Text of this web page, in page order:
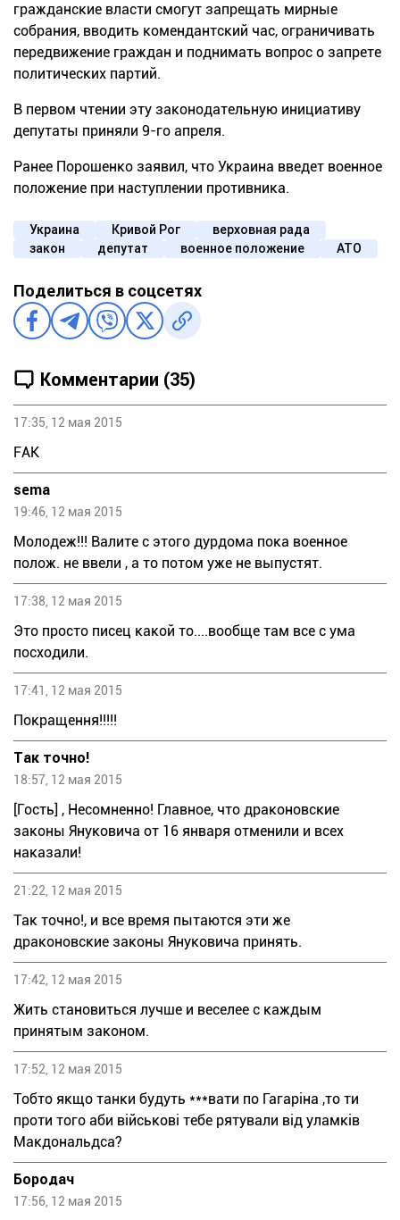
гражданские власти смогут запрещать мирные
собрания, вводить комендантский час, ограничивать
передвижение граждан и поднимать вопрос о запрете
политических партий.
В первом чтении эту законодательную инициативу
депутаты приняли 9-го апреля.
Ранее Порошенко заявил, что Украина введет военное
положение при наступлении противника.
Украина Кривой Рог
верховная рада
закон
депутат военное положение АТО
Поделиться в соцсетях
Комментарии (35)
17:35, 12 мая 2015
FАК
sema
19:46, 12 мая 2015
Молодеж!!! Валите с этого дурдома пока военное
полож. не ввели , а то потом уже не выпустят.
17:38, 12 мая 2015
Это просто писец какой то....вообще там все с ума
посходили.
17:41, 12 мая 2015
Покращення!!!!!
Так точно!
18:57, 12 мая 2015
[Гость] , Несомненно! Главное, что драконовские
законы Януковича от 16 января отменили и всех
наказали!
21:22, 12 мая 2015
Так точно!, и все время пытаются эти же
драконовские законы Януковича принять.
17:42, 12 мая 2015
Жить становиться лучше и веселее с каждым
принятым законом.
17:52, 12 мая 2015
Тобто якщо танки будуть ***вати по Гагаріна ,то ти
проти того аби військові тебе рятували від уламків
Макдональдса?
Бородач
17:56, 12 мая 2015